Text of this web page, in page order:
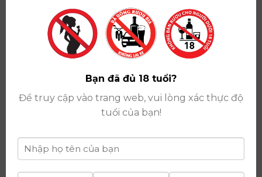
: Khu 6, Xã Hoài Đức, Thành Phố Hà Nội
Showroom: Số 09 Phố Liễu Giai, Phường Ngọc Hà,
Thành Phố Hà Nội
Giấy ĐKKD số: 0102751615 do Sở Tài Chính Thành
Phố Hà Nội cấp lần đầu ngày 07/05/2008,đăng ký
thay đổi lần thứ 17 ngày 06/08/2025
Giấy phép Phân Phối Rượu số : 529/GP-BCT do Bộ
Công Thương cấp ngày 14/11/2022
Ngân hàng:Ngân hàng TMCP Đầu tư và phát triển
Việt Nam (BIDV)
Bạn đã đủ 18 tuổi?
Để truy cập vào trang web, vui lòng xác thực độ
tuổi của bạn!